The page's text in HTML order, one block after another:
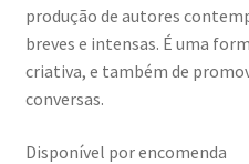
produção de autores
breves e intensas. É uma
criativa, e também de
conversas.
Disponível por encomenda